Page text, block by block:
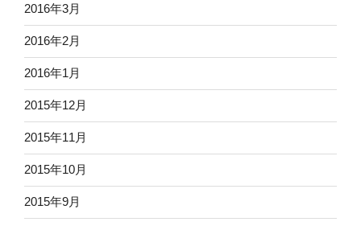
2016年3月
2016年2月
2016年1月
2015年12月
2015年11月
2015年10月
2015年9月